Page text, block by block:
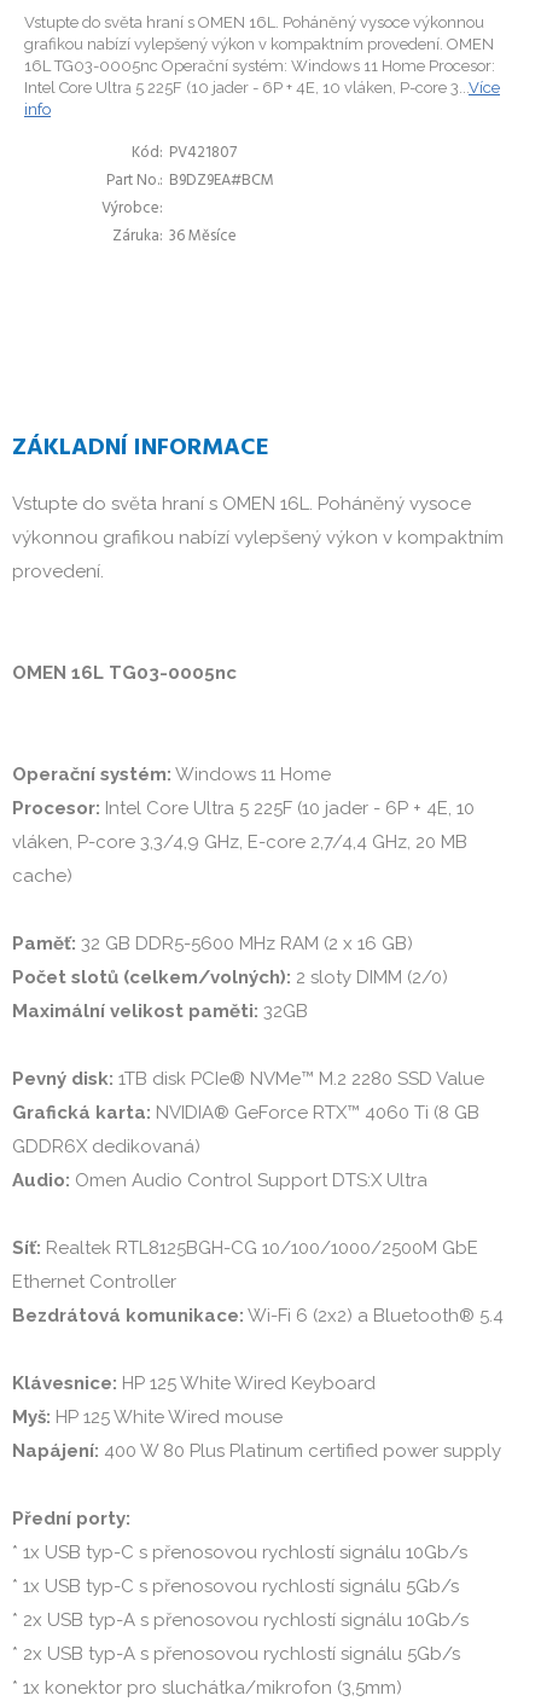
Vstupte do světa hraní s OMEN 16L. Poháněný vysoce výkonnou
grafikou nabízí vylepšený výkon v kompaktním provedení. OMEN
16L TG03-0005nc Operační systém: Windows 11 Home Procesor:
Intel Core Ultra 5 225F (10 jader - 6P + 4E, 10 vláken, P-core 3...Více
info
Kód PV421807
Part No. B9DZ9EA#BCM
Výrobce
Záruka 36 Měsíce
ZÁKLADNÍ INFORMACE
Vstupte do světa hraní s OMEN 16L. Poháněný vysoce
výkonnou grafikou nabízí vylepšený výkon v kompaktním
provedení.
OMEN 16L TG03-0005nc
Operační systém:
Procesor: Intel Core Ultra 5 225F (10 jader - 6P + 4E, 10
vláken, P-core 3,3/4,9 GHz, E-core 2,7/4,4 GHz, 20 MB
cache)
Paměť:
Počet slotů (celkem/volných):
Maximální velikost paměti: 32GB
Pevný disk:
Grafická karta: NVIDIA® GeForce RTX™ 4060 Ti (8 GB
Audio: Omen Audio Control Support DTS:X Ultra
Síť: Realtek RTL8125BGH-CG 10/100/1000/2500M GbE
Bezdrátová komunikace: Wi-Fi 6 (2x2) a Bluetooth® 5.4
Klávesnice:
Myš:
Napájení: 400 W 80 Plus Platinum certified power supply
Přední porty:
* 1x USB typ-C s přenosovou rychlostí signálu 10Gb/s
* 1x USB typ-C s přenosovou rychlostí signálu 5Gb/s
* 2x USB typ-A s přenosovou rychlostí signálu 10Gb/s
* 2x USB typ-A s přenosovou rychlostí signálu 5Gb/s
* 1x konektor pro sluchátka/mikrofon (3,5mm)